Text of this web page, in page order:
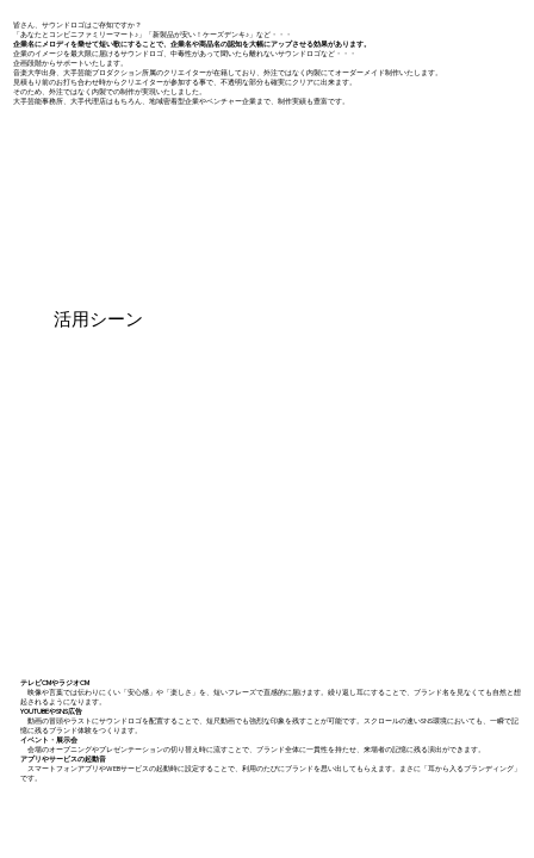
皆さん、サウンドロゴはご存知ですか？
「あなたとコンビニファミリーマート♪」「新製品が安い！ケーズデンキ♪」など・・・
企業名にメロディを乗せて短い歌にすることで、企業名や商品名の認知を大幅にアップさせる効果があります。
企業のイメージを最大限に届けるサウンドロゴ、中毒性があって聞いたら離れないサウンドロゴなど・・・
企画段階からサポートいたします。
音楽大学出身、大手芸能プロダクション所属のクリエイターが在籍しており、外注ではなく内製にてオーダーメイド制作いたします。
見積もり前のお打ち合わせ時からクリエイターが参加する事で、不透明な部分も確実にクリアに出来ます。
そのため、外注ではなく内製での制作が実現いたしました。
大手芸能事務所、大手代理店はもちろん、地域密着型企業やベンチャー企業まで、制作実績も豊富です。
活用シーン
テレビCMやラジオCM
映像や言葉では伝わりにくい「安心感」や「楽しさ」を、短いフレーズで直感的に届けます。繰り返し耳にすることで、ブランド名を見なくても自然と想
起されるようになります。
YOUTUBEやSNS広告
動画の冒頭やラストにサウンドロゴを配置することで、短尺動画でも強烈な印象を残すことが可能です。スクロールの速いSNS環境においても、一瞬で記
憶に残るブランド体験をつくります。
イベント・展示会
会場のオープニングやプレゼンテーションの切り替え時に流すことで、ブランド全体に一貫性を持たせ、来場者の記憶に残る演出ができます。
アプリやサービスの起動音
スマートフォンアプリやWEBサービスの起動時に設定することで、利用のたびにブランドを思い出してもらえます。まさに「耳から入るブランディング」
です。